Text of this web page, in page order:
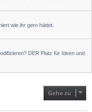
wie ihr gern hättet.
DER Platz für Ideen und
Gehe zu